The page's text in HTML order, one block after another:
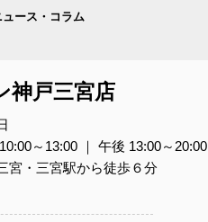
ュース・コラム
神戸三宮店
～13:00 ｜ 午後 13:00～20:00
宮・三宮駅から徒歩６分